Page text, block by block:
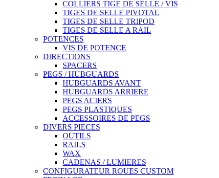
COLLIERS TIGE DE SELLE / VIS
TIGES DE SELLE PIVOTAL
TIGES DE SELLE TRIPOD
TIGES DE SELLE A RAIL
POTENCES
VIS DE POTENCE
DIRECTIONS
SPACERS
PEGS / HUBGUARDS
HUBGUARDS AVANT
HUBGUARDS ARRIERE
PEGS ACIERS
PEGS PLASTIQUES
ACCESSOIRES DE PEGS
DIVERS PIECES
OUTILS
RAILS
WAX
CADENAS / LUMIERES
CONFIGURATEUR ROUES CUSTOM